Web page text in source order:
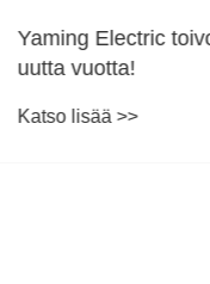
toivottaa hyvää
>>